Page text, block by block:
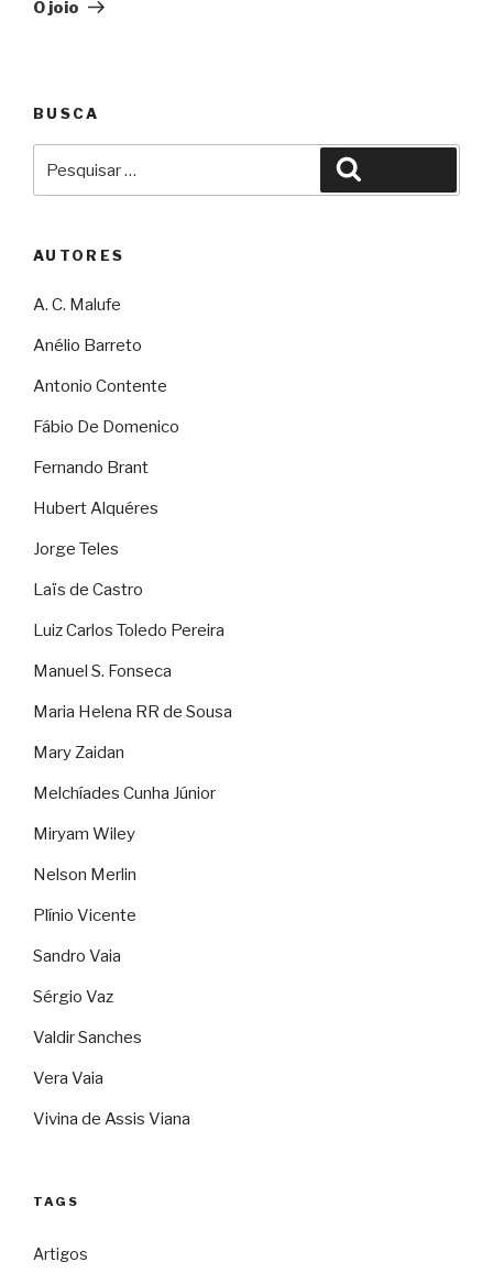
O joio
BUSCA
por:
AUTORES
A. C. Malufe
Anélio Barreto
Antonio Contente
Fábio De Domenico
Fernando Brant
Hubert Alquéres
Jorge Teles
Laïs de Castro
Luiz Carlos Toledo Pereira
Manuel S. Fonseca
Maria Helena RR de Sousa
Mary Zaidan
Melchíades Cunha Júnior
Miryam Wiley
Nelson Merlin
Plínio Vicente
Sandro Vaia
Sérgio Vaz
Valdir Sanches
Vera Vaia
Vivina de Assis Viana
TAGS
Artigos